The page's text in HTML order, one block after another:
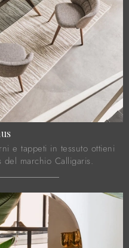
e tappeti in tessuto ottieni
marchio Calligaris.